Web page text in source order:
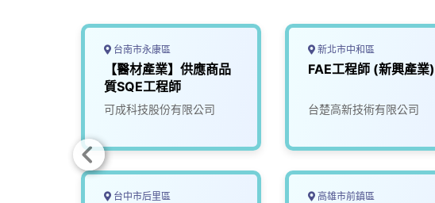
台南市永康區
【醫材產業】供應商品
質SQE工程師
可成科技股份有限公司
台中市后里區
新北市中和區
FAE工程師 (新興產業)
台楚高新技術有限公司
高雄市前鎮區